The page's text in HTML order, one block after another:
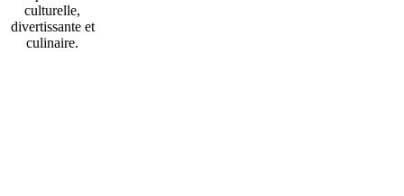
culturelle,
divertissante et
culinaire.